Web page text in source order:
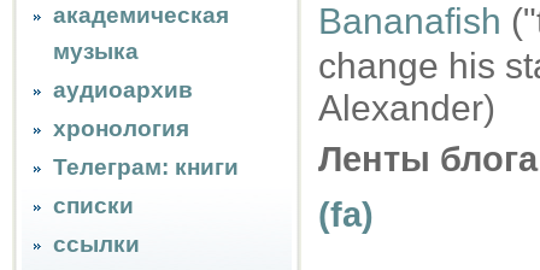
академическая
музыка
аудиоархив
хронология
Телеграм: книги
списки
ссылки
Bananafish
change his
Alexander)
Ленты
(fa)